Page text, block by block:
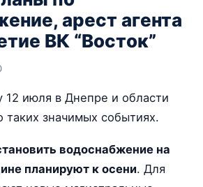
арест агента
ВК “Восток”
12 июля в Днепре и области
таких значимых событиях.
водоснабжение на
планируют к осени. Для